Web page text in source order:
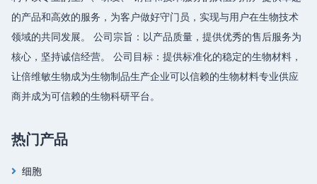
的产品和高效的服务，为客户做好守门员，实现与用户在生物技术
领域的共同发展。 公司宗旨：以产品质量，提供优秀的售后服务为
核心，坚持诚信经营。 公司目标：提供标准化的稳定的生物材料，
让倍维敏生物成为生物制品生产企业可以信赖的生物材料专业供应
商并成为可信赖的生物科研平台。
热门产品
细胞